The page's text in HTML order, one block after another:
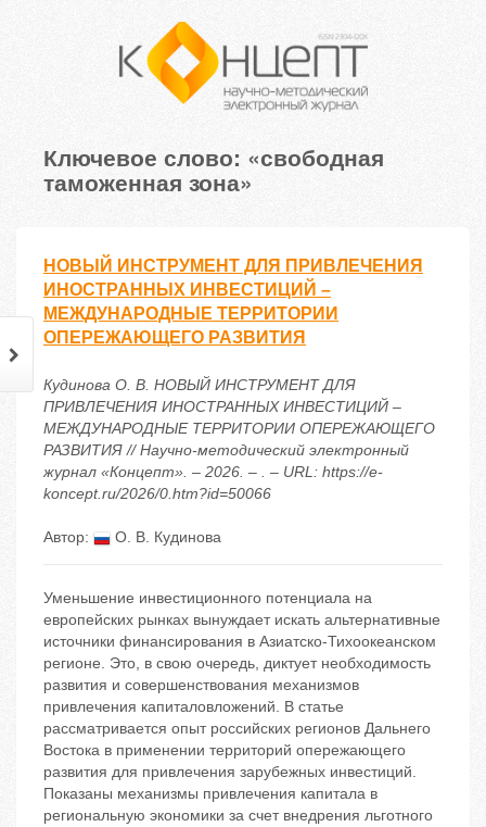
Ключевое слово: «свободная
таможенная зона»
НОВЫЙ ИНСТРУМЕНТ ДЛЯ ПРИВЛЕЧЕНИЯ
ИНОСТРАННЫХ ИНВЕСТИЦИЙ –
МЕЖДУНАРОДНЫЕ ТЕРРИТОРИИ
ОПЕРЕЖАЮЩЕГО РАЗВИТИЯ
Кудинова О. В. НОВЫЙ ИНСТРУМЕНТ ДЛЯ
ПРИВЛЕЧЕНИЯ ИНОСТРАННЫХ ИНВЕСТИЦИЙ –
МЕЖДУНАРОДНЫЕ ТЕРРИТОРИИ ОПЕРЕЖАЮЩЕГО
РАЗВИТИЯ // Научно-методический электронный
журнал «Концепт». – 2026. – . – URL: https://e-
koncept.ru/2026/0.htm?id=50066
Автор: О. В. Кудинова
Уменьшение инвестиционного потенциала на
европейских рынках вынуждает искать альтернативные
источники финансирования в Азиатско-Тихоокеанском
регионе. Это, в свою очередь, диктует необходимость
развития и совершенствования механизмов
привлечения капиталовложений. В статье
рассматривается опыт российских регионов Дальнего
Востока в применении территорий опережающего
развития для привлечения зарубежных инвестиций.
Показаны механизмы привлечения капитала в
региональную экономики за счет внедрения льготного